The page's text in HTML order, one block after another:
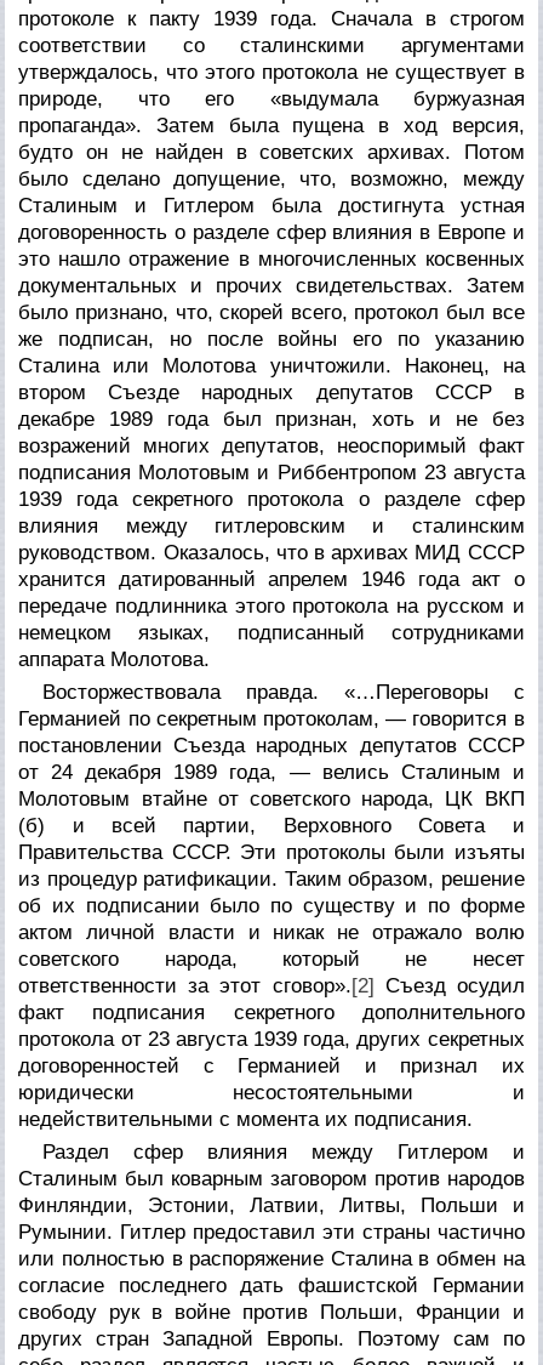
протоколе к пакту 1939 года. Сначала в строгом
соответствии со сталинскими аргументами
утверждалось, что этого протокола не существует в
природе, что его «выдумала буржуазная
пропаганда». Затем была пущена в ход версия,
будто он не найден в советских архивах. Потом
было сделано допущение, что, возможно, между
Сталиным и Гитлером была достигнута устная
договоренность о разделе сфер влияния в Европе и
это нашло отражение в многочисленных косвенных
документальных и прочих свидетельствах. Затем
было признано, что, скорей всего, протокол был все
же подписан, но после войны его по указанию
Сталина или Молотова уничтожили. Наконец, на
втором Съезде народных депутатов СССР в
декабре 1989 года был признан, хоть и не без
возражений многих депутатов, неоспоримый факт
подписания Молотовым и Риббентропом 23 августа
1939 года секретного протокола о разделе сфер
влияния между гитлеровским и сталинским
руководством. Оказалось, что в архивах МИД СССР
хранится датированный апрелем 1946 года акт о
передаче подлинника этого протокола на русском и
немецком языках, подписанный сотрудниками
аппарата Молотова.
Восторжествовала правда. «…Переговоры с
Германией по секретным протоколам, — говорится в
постановлении Съезда народных депутатов СССР
от 24 декабря 1989 года, — велись Сталиным и
Молотовым втайне от советского народа, ЦК ВКП
(б) и всей партии, Верховного Совета и
Правительства СССР. Эти протоколы были изъяты
из процедур ратификации. Таким образом, решение
об их подписании было по существу и по форме
актом личной власти и никак не отражало волю
советского народа, который не несет
ответственности за этот сговор».[2] Съезд осудил
факт подписания секретного дополнительного
протокола от 23 августа 1939 года, других секретных
договоренностей с Германией и признал их
юридически несостоятельными и
недействительными с момента их подписания.
Раздел сфер влияния между Гитлером и
Сталиным был коварным заговором против народов
Финляндии, Эстонии, Латвии, Литвы, Польши и
Румынии. Гитлер предоставил эти страны частично
или полностью в распоряжение Сталина в обмен на
согласие последнего дать фашистской Германии
свободу рук в войне против Польши, Франции и
других стран Западной Европы. Поэтому сам по